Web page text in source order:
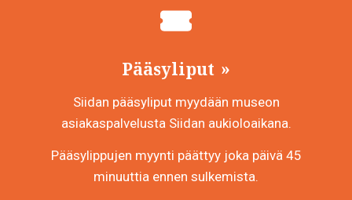
Pääsyliput
Siidan pääsyliput myydään museon
asiakaspalvelusta Siidan aukioloaikana.
Pääsylippujen myynti päättyy joka päivä 45
minuuttia ennen sulkemista.